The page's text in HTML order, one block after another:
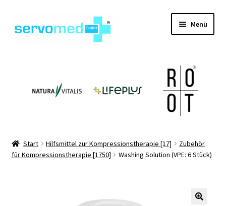
Navigation
Inhalt
Menü
öffnen
Pflegehilfsmittel
öffnen
Start Hilfsmittel zur Kompressionstherapie [17]
Zubehör
für Kompressionstherapie [1750]
Washing Solution (VPE: 6 Stück)